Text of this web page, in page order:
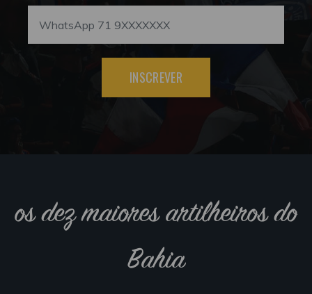
INSCREVER
os dez maiores artilheiros do
Bahia